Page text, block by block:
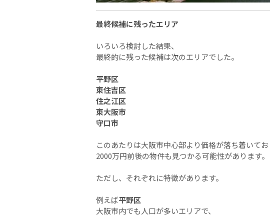
最終候補に残ったエリア
いろいろ検討した結果、
最終的に残った候補は次のエリアでした。
平野区
東住吉区
住之江区
東大阪市
守口市
このあたりは大阪市中心部より価格が落ち着いてお
2000万円前後の物件も見つかる可能性があります。
ただし、それぞれに特徴があります。
例えば平野区
大阪市内でも人口が多いエリアで、